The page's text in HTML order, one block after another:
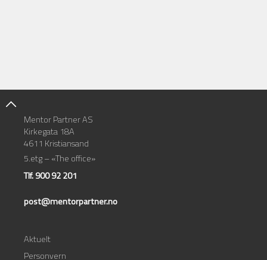
Mentor Partner AS
Kirkegata 18A
4611 Kristiansand
5.etg – «The office»
Tlf. 900 92 201
post@mentorpartner.no
Aktuelt
Personvern